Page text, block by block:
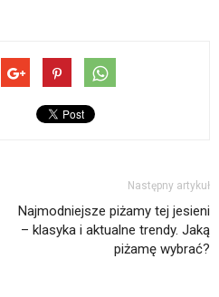
Następny artykuł
Najmodniejsze piżamy tej jesieni
– klasyka i aktualne trendy. Jaką
piżamę wybrać?